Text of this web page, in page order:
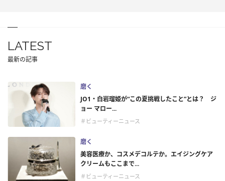
LATEST
最新の記事
磨く
JO1・白岩瑠姫が“この夏挑戦したこと”とは？ ジ
ョー マロー...
＃ビューティーニュース
磨く
美容医療か、コスメデコルテか。エイジングケア
クリームもここまで...
＃ビューティーニュース